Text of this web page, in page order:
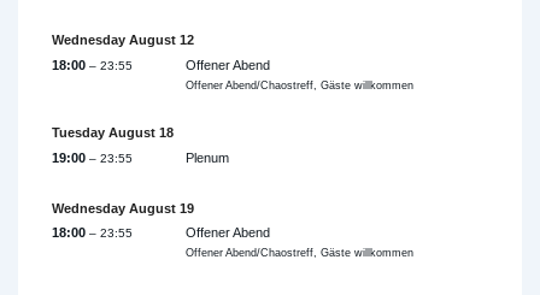
Wednesday August 12
18:00 – 23:55 Offener Abend
Offener Abend/Chaostreff, Gäste willkommen
Tuesday August 18
19:00 – 23:55 Plenum
Wednesday August 19
18:00 – 23:55 Offener Abend
Offener Abend/Chaostreff, Gäste willkommen